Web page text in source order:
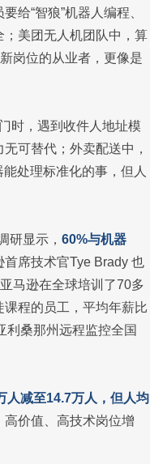
给“智狼”机器人编程、
美团无人机团队中，算
岗位的从业者，更像是
时，遇到收件人地址模
可替代；外卖配送中，
处理标准化的事，但人
研显示， 60%与机器
首席技术官Tye Brady 也
马逊在全球培训了70多
程的员工，平均年薪比
利桑那州远程监控全国
人减至14.7万人，但人均
价值、高技术岗位增